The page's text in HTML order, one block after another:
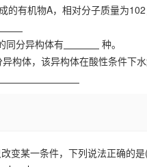
的有机物A，相对分子质量为102
同分异构体有
种。
构体，该异构体在酸性条件下
变某一条件，下列说法正确的是(